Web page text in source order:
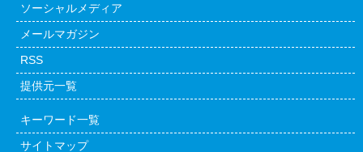
ソーシャルメディア
メールマガジン
RSS
提供元一覧
キーワード一覧
サイトマップ